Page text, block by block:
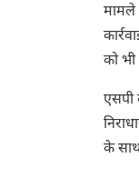
मामले
को
एसपी
के